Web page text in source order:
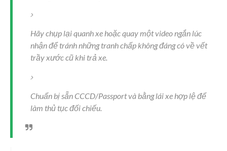
Hãy chụp lại quanh xe hoặc quay một video ngắn lúc
nhận để tránh những tranh chấp không đáng có về vết
trầy xước cũ khi trả xe.
Chuẩn bị sẵn CCCD/Passport và bằng lái xe hợp lệ để
làm thủ tục đối chiếu.